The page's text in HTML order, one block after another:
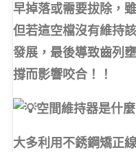
早掉落或需要拔除，
但若這空檔沒有維持
發展，最後導致齒列
撐而影響咬合！！
空間維持器是什麼
大多利用不銹鋼矯正